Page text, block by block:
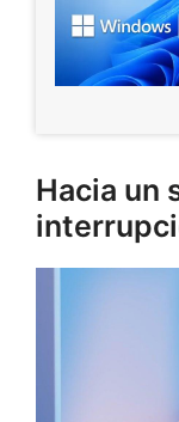
Hacia un